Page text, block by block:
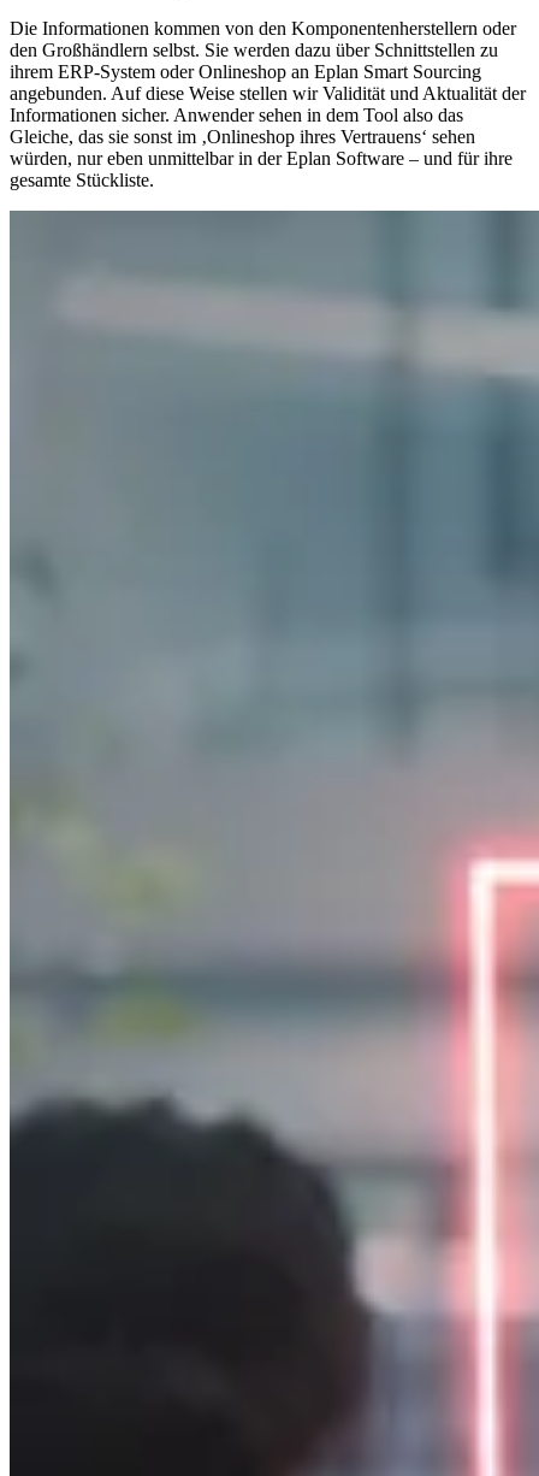
Die Informationen kommen von den Komponentenherstellern oder
den Großhändlern selbst. Sie werden dazu über Schnittstellen zu
ihrem ERP-System oder Onlineshop an Eplan Smart Sourcing
angebunden. Auf diese Weise stellen wir Validität und Aktualität der
Informationen sicher. Anwender sehen in dem Tool also das
Gleiche, das sie sonst im ‚Onlineshop ihres Vertrauens‘ sehen
würden, nur eben unmittelbar in der Eplan Software – und für ihre
gesamte Stückliste.